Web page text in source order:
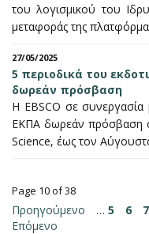
του λογισμικού του
μεταφοράς της
27/05/2025
5 περιοδικά του
δωρεάν πρόσβαση
Η EBSCO σε
ΕΚΠΑ δωρεάν πρόσβαση
Science, έως τον
Page 10 of 38
Προηγούμενο … 5 6 7
Επόμενο